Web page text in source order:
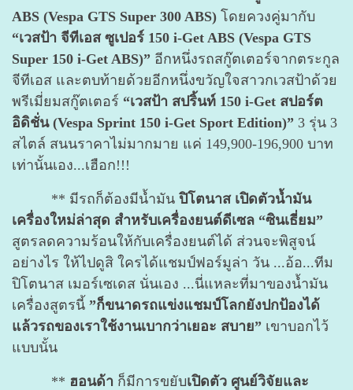
ABS (Vespa GTS Super 300 ABS) โดยควงคู่มากับ
“เวสป้า จีทีเอส ซูเปอร์ 150 i-Get ABS (Vespa GTS
Super 150 i-Get ABS)” อีกหนึ่งรถสกู๊ตเตอร์จากตระกูล
จีทีเอส และตบท้ายด้วยอีกหนึ่งขวัญใจสาวกเวสป้าด้วย
พรีเมี่ยมสกู๊ตเตอร์ “เวสป้า สปริ้นท์ 150 i-Get สปอร์ต
อิดิชั่น (Vespa Sprint 150 i-Get Sport Edition)” 3 รุ่น 3
สไตล์ สนนราคาไม่มากมาย แค่ 149,900-196,900 บาท
เท่านั้นเอง...เฮือก!!!
** มีรถก็ต้องมีน้ำมัน ปิโตนาส เปิดตัวน้ำมัน
เครื่องใหม่ล่าสุด สำหรับเครื่องยนต์ดีเซล “ซินเธี่ยม”
สูตรลดความร้อนให้กับเครื่องยนต์ได้ ส่วนจะพิสูจน์
อย่างไร ให้ไปดูสิ ใครได้แชมป์ฟอร์มูล่า วัน ...อ้อ...ทีม
ปิโตนาส เมอร์เซเดส นั่นเอง ...นี่แหละที่มาของน้ำมัน
เครื่องสูตรนี้ ”ก็ขนาดรถแข่งแชมป์โลกยังปกป้องได้
แล้วรถของเราใช้งานเบากว่าเยอะ สบาย” เขาบอกไว้
แบบนั้น
** ฮอนด้า ก็มีการขยับเปิดตัว ศูนย์วิจัยและ